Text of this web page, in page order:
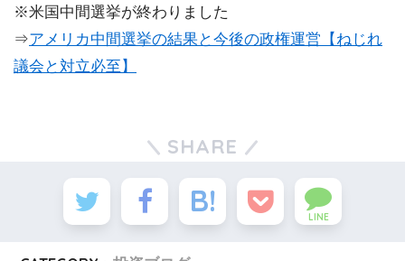
※米国中間選挙が終わりました
⇒アメリカ中間選挙の結果と今後の政権運営【ねじれ
議会と対立必至】
SHARE
LINE